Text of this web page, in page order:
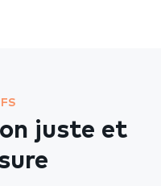
juste et